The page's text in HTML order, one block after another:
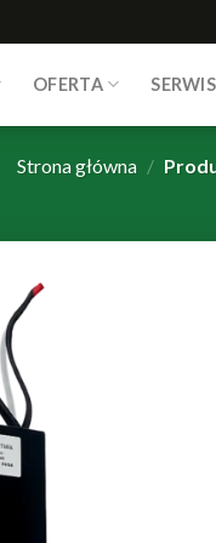
OFERTA SERWIS
Strona główna /